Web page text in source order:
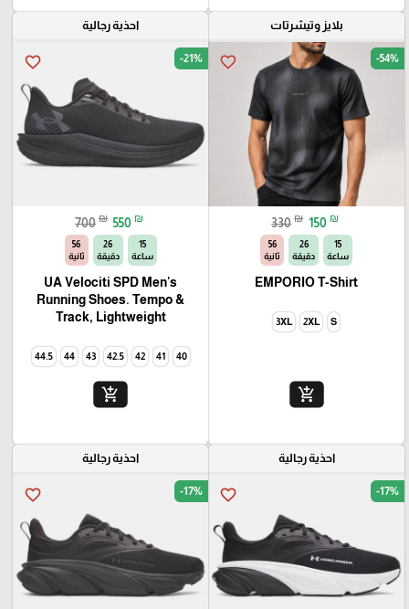
بلايز وتيشرتات
favorite_border -54%
330 ₪ 150 ₪
15
ساعة
26
دقيقة
54
ثانية
EMPORIO T-Shirt
S
2XL
3XL
add_shopping_cart
احذية رجالية
favorite_border -21%
700 ₪ 550 ₪
15
ساعة
26
دقيقة
54
ثانية
UA Velociti SPD Men's
Running Shoes. Tempo &
Track, Lightweight
40
41
42
42.5
43
44
44.5
add_shopping_cart
احذية رجالية
favorite_border -17%
احذية رجالية
favorite_border -17%